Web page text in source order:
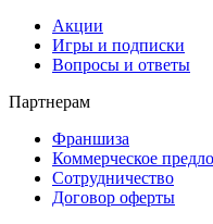
Акции
Игры и подписки
Вопросы и ответы
Партнерам
Франшиза
Коммерческое
Сотрудничество
Договор оферты